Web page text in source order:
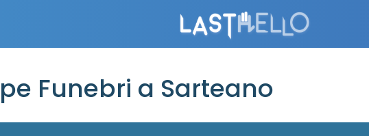
Funebri a Sarteano